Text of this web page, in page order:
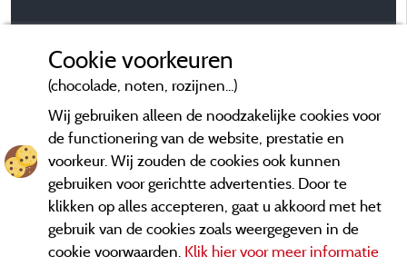
Cookie voorkeuren
(chocolade, noten, rozijnen...)
Wij gebruiken alleen de noodzakelijke cookies voor
de functionering van de website, prestatie en
voorkeur. Wij zouden de cookies ook kunnen
gebruiken voor gerichtte advertenties. Door te
klikken op alles accepteren, gaat u akkoord met het
gebruik van de cookies zoals weergegeven in de
cookie voorwaarden. Klik hier voor meer informatie